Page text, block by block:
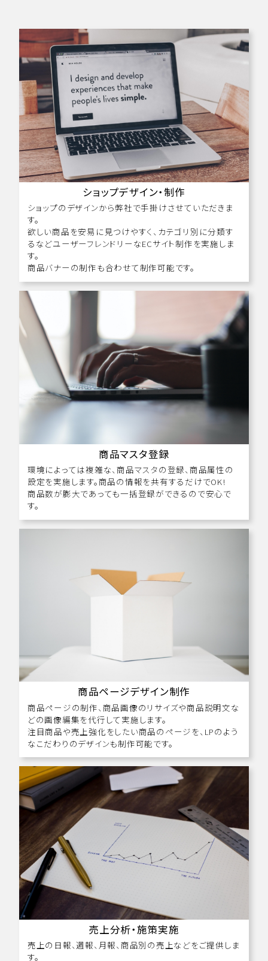
ショップデザイン・制作
ショップのデザインから弊社で手掛けさせていただきま
す。
欲しい商品を安易に見つけやすく、カテゴリ別に分類す
るなどユーザーフレンドリーなECサイト制作を実施しま
す。
商品バナーの制作も合わせて制作可能です。
商品マスタ登録
環境によっては複雑な、商品マスタの登録、商品属性の
設定を実施します。商品の情報を共有するだけでOK!
商品数が膨大であっても一括登録ができるので安心で
す。
商品ページデザイン制作
商品ページの制作、商品画像のリサイズや商品説明文な
どの画像編集を代行して実施します。
注目商品や売上強化をしたい商品のページを、LPのよう
なこだわりのデザインも制作可能です。
売上分析・施策実施
売上の日報、週報、月報、商品別の売上などをご提供しま
す。